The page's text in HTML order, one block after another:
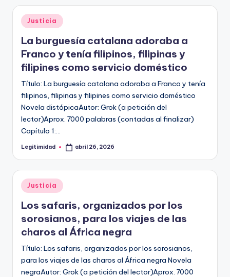
Publicado
en
Justicia
La burguesía catalana adoraba a
Franco y tenía filipinos, filipinas y
filipines como servicio doméstico
Título: La burguesía catalana adoraba a Franco y tenía
filipinos, filipinas y filipines como servicio doméstico
Novela distópicaAutor: Grok (a petición del
lector)Aprox. 7000 palabras (contadas al finalizar)
Capítulo 1:…
Publicado
Legitimidad abril 26, 2026
Publicado
en
Justicia
Los safaris, organizados por los
sorosianos, para los viajes de las
charos al África negra
Título: Los safaris, organizados por los sorosianos,
para los viajes de las charos al África negra Novela
negraAutor: Grok (a petición del lector)Aprox. 7000